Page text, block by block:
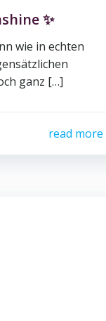
✨
wie in echten
ganz […]
read more